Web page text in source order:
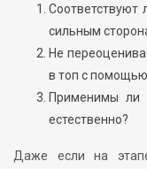
Соответствуют
сильным
Не
в топ с помощью
Применимы ли
естественно?
Даже если на